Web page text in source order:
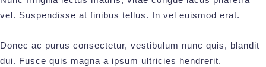
vel. Suspendisse at finibus tellus. In vel euismod erat.
Donec ac purus consectetur, vestibulum nunc quis, blandit
dui. Fusce quis magna a ipsum ultricies hendrerit.